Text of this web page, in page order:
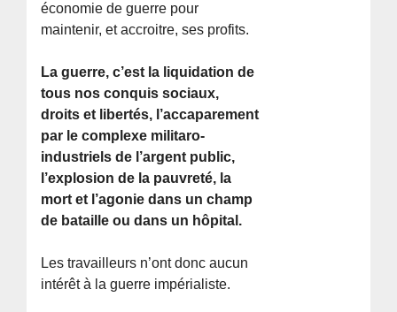
économie de guerre pour
maintenir, et accroitre, ses profits.
La guerre, c’est la liquidation de
tous nos conquis sociaux,
droits et libertés, l’accaparement
par le complexe militaro-
industriels de l’argent public,
l’explosion de la pauvreté, la
mort et l’agonie dans un champ
de bataille ou dans un hôpital.
Les travailleurs n’ont donc aucun
intérêt à la guerre impérialiste.